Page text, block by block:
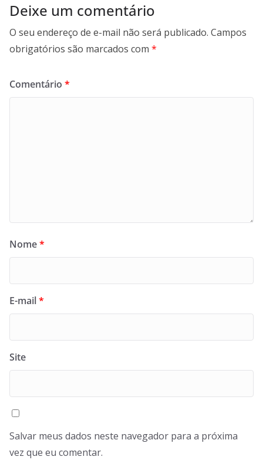
Deixe um comentário
O seu endereço de e-mail não será publicado. Campos
obrigatórios são marcados com *
Comentário *
Nome*
E-mail*
Site
Salvar meus dados neste navegador para a próxima
vez que eu comentar.